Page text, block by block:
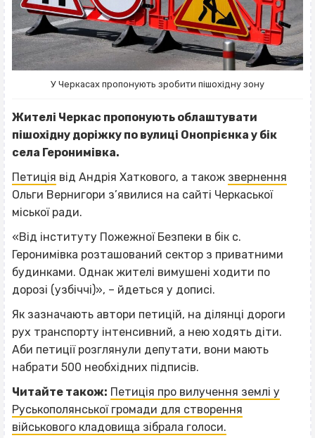
У Черкасах пропонують зробити пішохідну зону
Жителі Черкас пропонують облаштувати
пішохідну доріжку по вулиці Онопрієнка у бік
села Геронимівка.
Петиція від Андрія Хаткового, а також звернення
Ольги Вернигори з’явилися на сайті Черкаської
міської ради.
«Від інституту Пожежної Безпеки в бік с.
Геронимівка розташований сектор з приватними
будинками. Однак жителі вимушені ходити по
дорозі (узбіччі)», – йдеться у дописі.
Як зазначають автори петицій, на ділянці дороги
рух транспорту інтенсивний, а нею ходять діти.
Аби петиції розглянули депутати, вони мають
набрати 500 необхідних підписів.
Читайте також: Петиція про вилучення землі у
Руськополянської громади для створення
військового кладовища зібрала голоси.